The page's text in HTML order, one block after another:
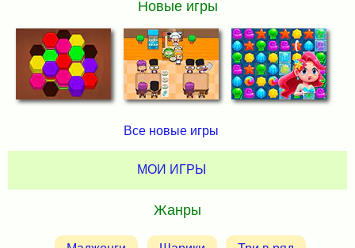
Новые игры
Все новые игры
МОИ ИГРЫ
Жанры